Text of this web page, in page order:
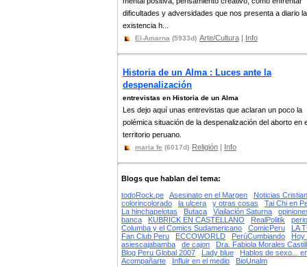
dificultades y adversidades que nos presenta a diario la
existencia h...
El-Amarna (5933d) Arte/Cultura | Info
Historia de un Alma : Luces ante la
despenalización
entrevistas en Historia de un Alma
Les dejo aquí unas entrevistas que aclaran un poco la
polémica situación de la despenalización del aborto en
territorio peruano.
maria fe (6017d) Religión | Info
Blogs que hablan del tema:
todoRock.pe
Asesinato en el Margen
Noticias
colorincolorado
la ulcera y otras cosas
Tai Chi en
La hinchapelotas
Butaca Viailación Saturna
banca
KUBRICK EN CASTELLANO RealPolitik
Columba y el Comics Sudamericano
ComicPeru
LA
Fan Club Peru
ECCOWORLD PerúCumbiando
Hoy
asiescajabamba
de cajon
Dra. Fabiola Morales
Blog Peru Global 2007
Lady blue
Hablos de sexo...
Acompañarte
Influir en el medio BioUnalm